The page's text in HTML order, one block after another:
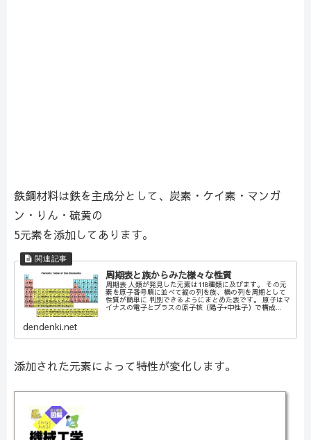
鉄鋼材料は鉄を主成分として、炭素・ケイ素・マンガ
ン・りん・硫黄の
5元素を添加してあります。
周期表と族からみた様々な性質
周期表 人類が発見した元素は118種類に及びます。 その元
素を原子番号順に並べて縦の列を族、横の列を周期として
性質が簡単に 判別できるようにまとめた表です。 原子はマ
イナスの電子とプラスの原子核（陽子+中性子）で構成...
dendenki.net
添加された元素によって特性が変化します。